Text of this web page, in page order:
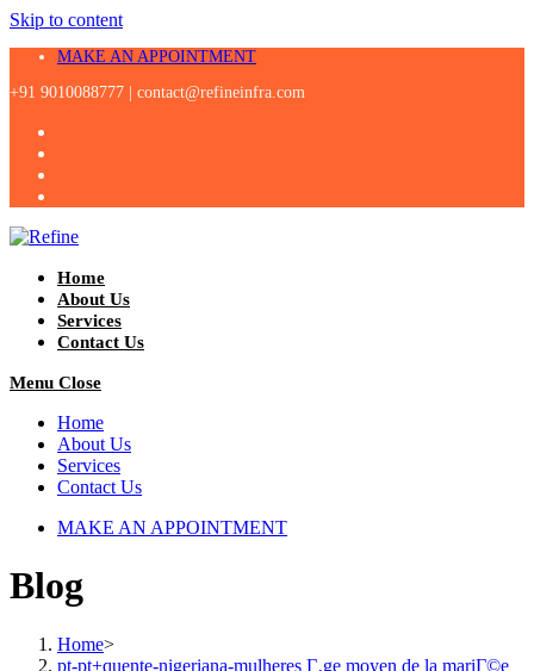
Skip to content
MAKE AN APPOINTMENT
+91 9010088777 | contact@refineinfra.com
Home
About Us
Services
Contact Us
Menu Close
Home
About Us
Services
Contact Us
MAKE AN APPOINTMENT
Blog
Home>
pt-pt+quente-nigeriana-mulheres Г‚ge moyen de la mariГ©e